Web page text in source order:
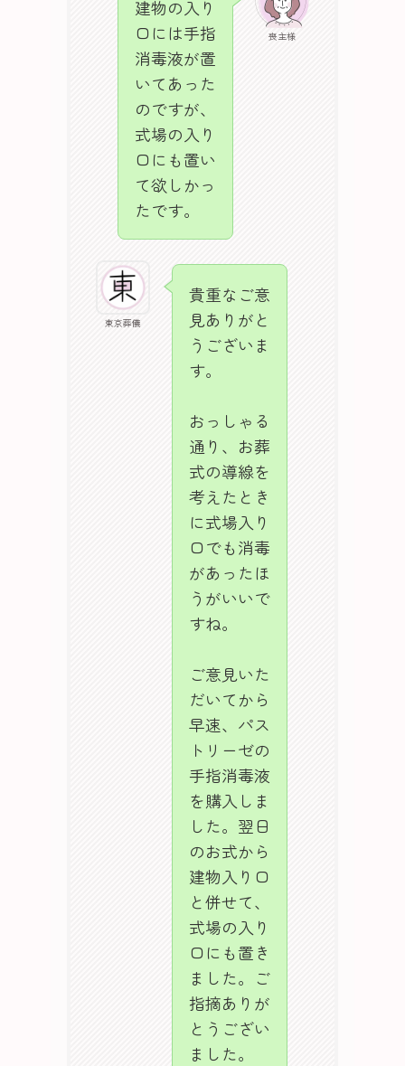
喪主様
建物の入り
口には手指
消毒液が置
いてあった
のですが、
式場の入り
口にも置い
て欲しかっ
たです。
東京葬儀
貴重なご意
見ありがと
うございま
す。
おっしゃる
通り、お葬
式の導線を
考えたとき
に式場入り
口でも消毒
があったほ
うがいいで
すね。
ご意見いた
だいてから
早速、パス
トリーゼの
手指消毒液
を購入しま
した。翌日
のお式から
建物入り口
と併せて、
式場の入り
口にも置き
ました。ご
指摘ありが
とうござい
ました。